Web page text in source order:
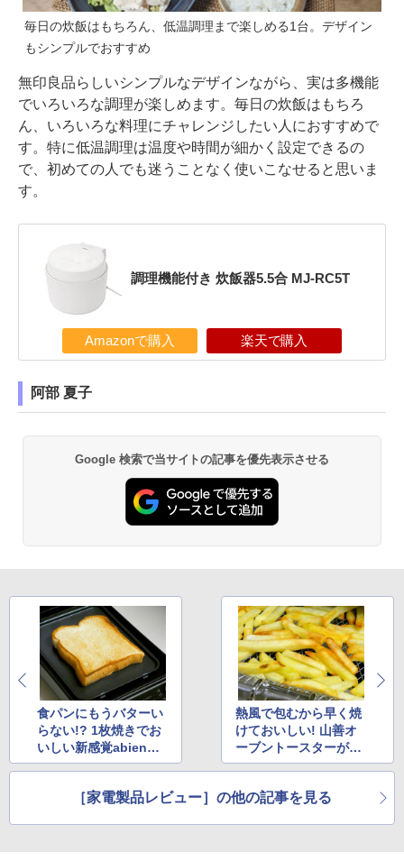
毎日の炊飯はもちろん、低温調理まで楽しめる1台。デザイン
もシンプルでおすすめ
無印良品らしいシンプルなデザインながら、実は多機能
でいろいろな調理が楽しめます。毎日の炊飯はもちろ
ん、いろいろな料理にチャレンジしたい人におすすめで
す。特に低温調理は温度や時間が細かく設定できるの
で、初めての人でも迷うことなく使いこなせると思いま
す。
調理機能付き 炊飯器5.5合 MJ-RC5T
Amazonで購入 楽天で購入
阿部 夏子
Google 検索で当サイトの記事を優先表示させる
食パンにもうバターい
らない!? 1枚焼きでお
いしい新感覚abienト
ースター
熱風で包むから早く焼
けておいしい! 山善オ
ーブントースターが秀
逸
［家電製品レビュー］の他の記事を見る